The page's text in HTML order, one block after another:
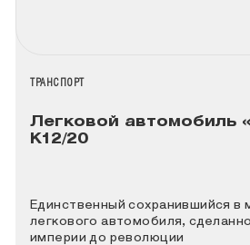
НАЗВАНИЕ КОЛЛЕКЦИИ
ТРАНСПОРТ
Легковой автомобиль
К12/20
Единственный сохранившийся в
легкового автомобиля,
империи до революции